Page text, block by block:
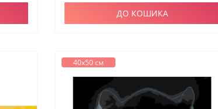
ДО КОШИКА
40х50 см